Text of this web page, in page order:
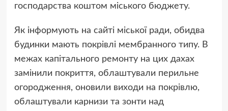
господарства коштом міського бюджету.
Як інформують на сайті міської ради, обидва
будинки мають покрівлі мембранного типу. В
межах капітального ремонту на цих дахах
замінили покриття, облаштували перильне
огородження, оновили виходи на покрівлю,
облаштували карнизи та зонти над